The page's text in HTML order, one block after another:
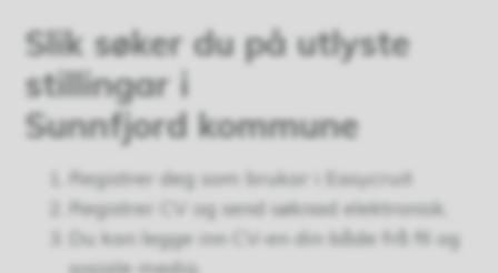
Slik søker du på utlyste
stillingar i
Sunnfjord kommune
Registrer deg som brukar i Easycruit
Registrer CV og send søknad elektronisk.
Du kan legge inn CV-en din både frå fil og
sosiale media.